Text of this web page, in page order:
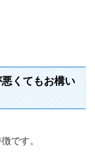
くてもお構い
です。